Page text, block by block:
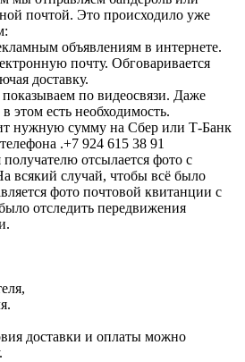
почтой. Это происходило уже
объявлениям в интернете.
почту. Обговаривается
доставку.
по видеосвязи. Даже
этом есть необходимость.
нужную сумму на Сбер или Т-Банк
.+7 924 615 38 91
отсылается фото с
всякий случай, чтобы всё было
фото почтовой квитанции с
отследить передвижения
доставки и оплаты можно